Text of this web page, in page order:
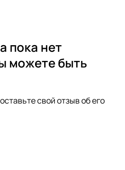
пока нет
можете быть
свой отзыв об его